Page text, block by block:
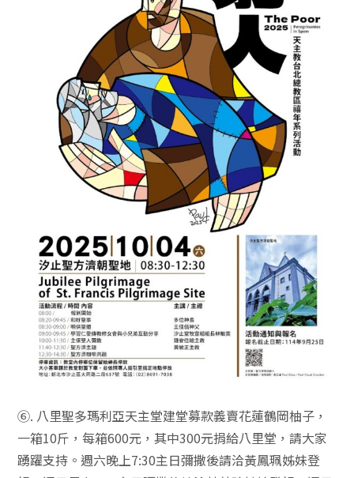
⑥. 八里聖多瑪利亞天主堂建堂募款義賣花蓮鶴岡柚子，
一箱10斤，每箱600元，其中300元捐給八里堂，請大家
踴躍支持。週六晚上7:30主日彌撒後請洽黃鳳珮姊妹登